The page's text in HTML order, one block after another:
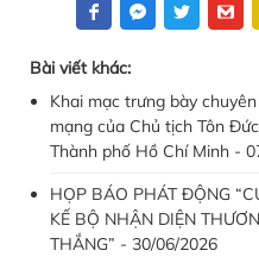
Bài viết khác:
Khai mạc trưng bày
mạng của Chủ tịch Tôn
Thành phố Hồ Chí Minh -
HỌP BÁO PHÁT ĐỘNG
KẾ BỘ NHẬN DIỆN
THẮNG” - 30/06/2026